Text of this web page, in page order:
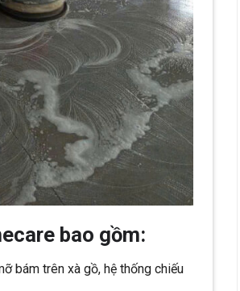
bao gồm:
bám trên xà gồ, hệ thống chiếu